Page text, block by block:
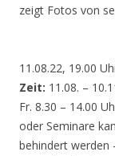
zeigt Fotos von
11.08.22, 19.00
Zeit: 11.08. –
Fr. 8.30 – 14.00
oder Seminare
behindert werden